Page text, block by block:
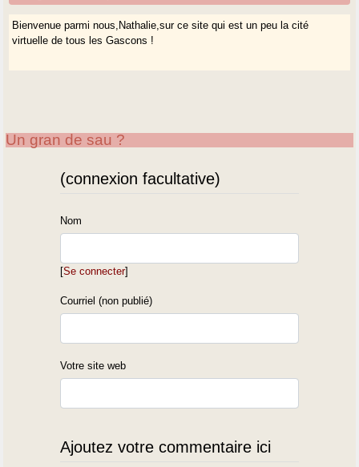
Bienvenue parmi nous,Nathalie,sur ce site qui est un peu la cité
virtuelle de tous les Gascons !
Un gran de sau ?
(connexion facultative)
Nom
[Se connecter]
Courriel (non publié)
Votre site web
Ajoutez votre commentaire ici